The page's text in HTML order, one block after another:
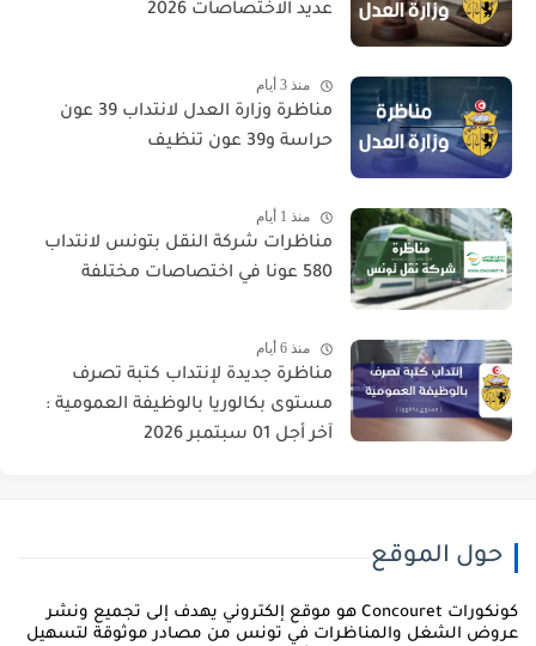
عديد الاختصاصات 2026
منذ 3 أيام
مناظرة وزارة العدل لانتداب 39 عون
حراسة و39 عون تنظيف
منذ 1 أيام
مناظرات شركة النقل بتونس لانتداب
580 عونا في اختصاصات مختلفة
منذ 6 أيام
مناظرة جديدة لإنتداب كتبة تصرف
مستوى بكالوريا بالوظيفة العمومية :
آخر أجل 01 سبتمبر 2026
حول الموقع
كونكورات Concouret هو موقع إلكتروني يهدف إلى تجميع ونشر
الشغل والمناظرات في تونس من مصادر موثوقة لتسهيل